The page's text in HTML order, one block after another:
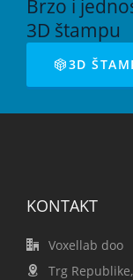
Brzo i
3D štampu
3D
KONTAKT
Voxellab doo
Trg